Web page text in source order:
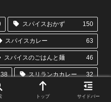
スパイスおかず 150
スパイスカレー 63
スパイスのごはんと麺 46
38 スリランカカレー 32
スパイス定食 18
トップ サイドバー